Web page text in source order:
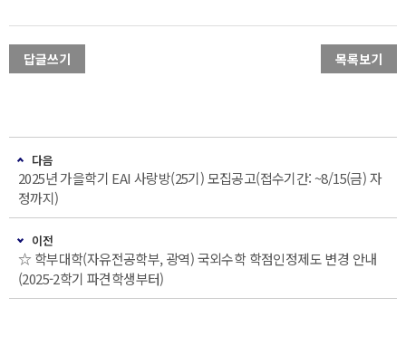
답글쓰기 목록보기
다음
2025년 가을학기 EAI 사랑방(25기) 모집공고(접수기간: ~8/15(금) 자
정까지)
이전
☆ 학부대학(자유전공학부, 광역) 국외수학 학점인정제도 변경 안내
(2025-2학기 파견학생부터)